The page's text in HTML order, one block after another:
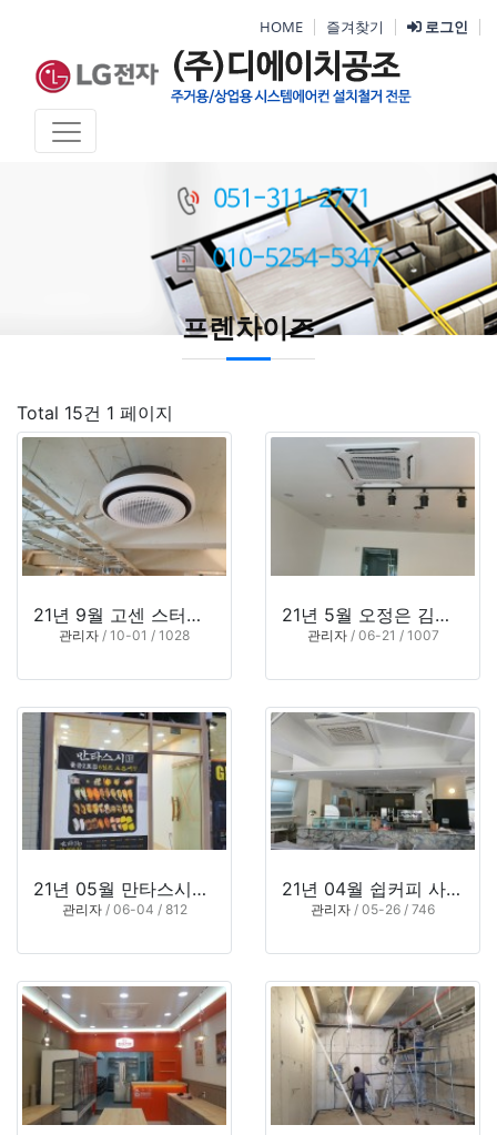
HOME 즐겨찾기 로그인
프렌차이즈
Total 15건 1 페이지
21년 9월 고센 스터디카페 부산대점 (부산 금정구 장전동)
관리자 / 10-01 / 1028
21년 5월 오정은 김밥 명지 국제신도시점 (부산 강서구 명지동)
관리자/ 06-21 / 1007
21년 05월 만타스시31 물금점 (양산 물금)
관리자/ 06-04 / 812
21년 04월 쉽커피 사상점 (부산 사상구 괘법동)
관리자 / 05-26 / 746